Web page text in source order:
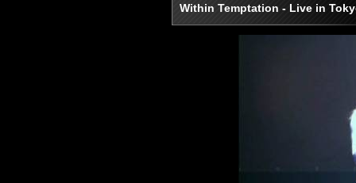
Within Temptation - Live in